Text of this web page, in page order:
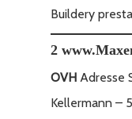
Buildery
2
OVH Adresse
Kellermann –